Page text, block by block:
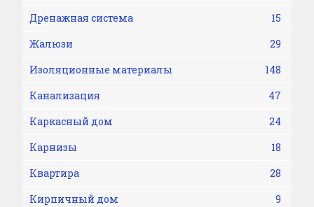
Дренажная система
15
Жалюзи
29
Изоляционные материалы
148
Канализация
47
Каркасный дом
24
Карнизы
18
Квартира
28
Кирпичный дом
9